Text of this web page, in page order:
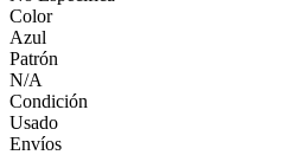
Color
Azul
Patrón
N/A
Condición
Usado
Envíos